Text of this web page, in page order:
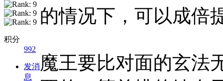
积分
992
发消
息
的情况下，可以成倍
魔王要比对面的玄法